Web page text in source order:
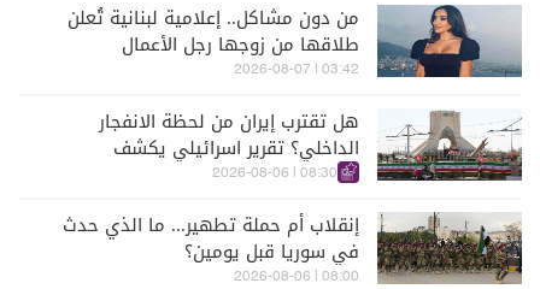
من دون مشاكل.. إعلامية لبنانية تُعلن
طلاقها من زوجها رجل الأعمال
03:42 | 2026-08-07
هل تقترب إيران من لحظة الانفجار
الداخلي؟ تقرير اسرائيلي يكشف
الكواليس
08:30 | 2026-08-06
إنقلاب أم حملة تطهير... ما الذي حدث
في سوريا قبل يومين؟
08:00 | 2026-08-06